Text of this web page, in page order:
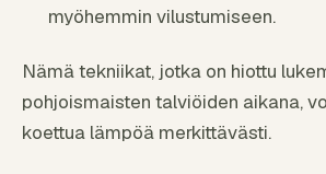
myöhemmin vilustumiseen.
Nämä tekniikat, jotka on hiottu
pohjoismaisten talviöiden aikana,
koettua lämpöä merkittävästi.